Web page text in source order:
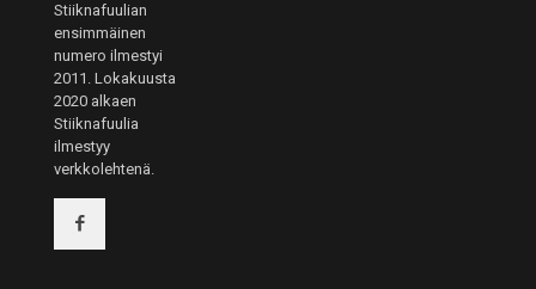
Stiiknafuulian
ensimmäinen
numero ilmestyi
2011. Lokakuusta
2020 alkaen
Stiiknafuulia
ilmestyy
verkkolehtenä.